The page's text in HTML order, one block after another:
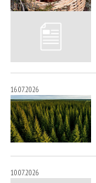
22.07.2026
16.07.2026
10.07.2026